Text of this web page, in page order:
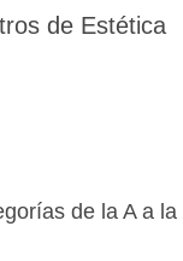
de Estética
de la A a la